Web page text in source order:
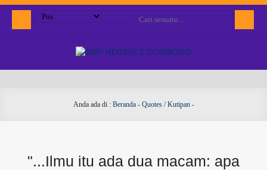
Anda ada di : Beranda- Quotes / Kutipan-
"...Ilmu itu ada dua macam: apa